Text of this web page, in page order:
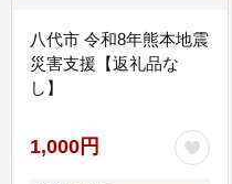
八代市 令和8年熊本地震
災害支援【返礼品な
し】
1,000円